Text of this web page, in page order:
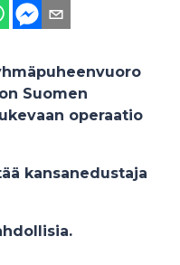
Suomen
operaatio
kansanedustaja